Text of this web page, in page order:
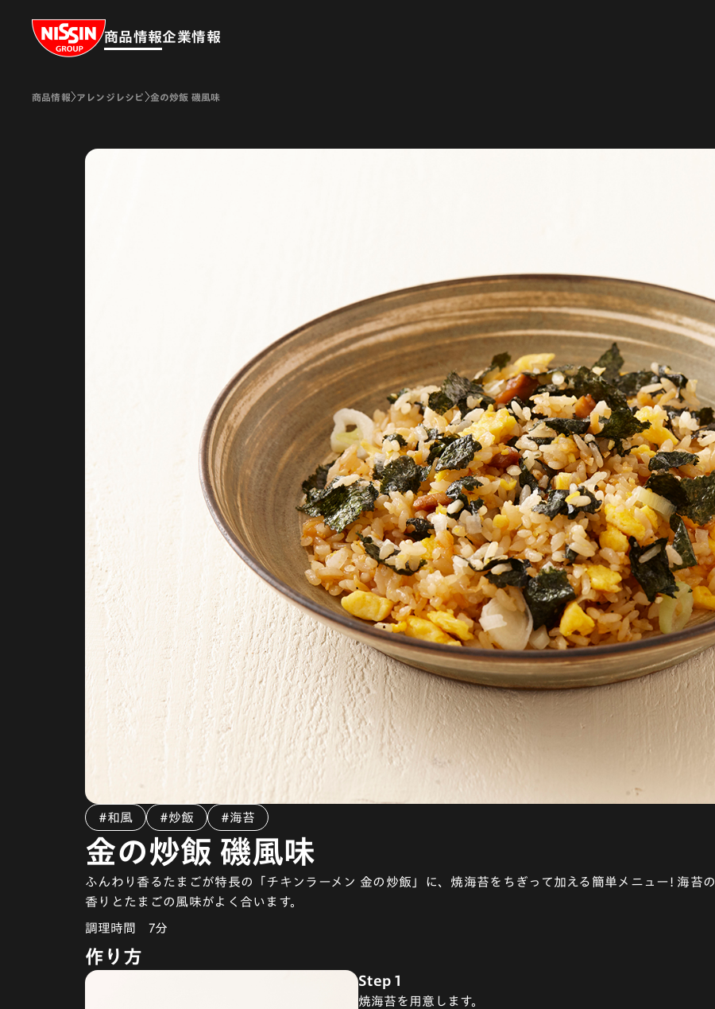
Nissin Group
商品情報企業情報
商品情報 アレンジレシピ 金の炒飯 磯風味
#和風 #炒飯 #海苔
金の炒飯 磯風味
ふんわり香るたまごが特長の「チキンラーメン 金の炒飯」に、焼海苔をちぎって加える簡単メニュー! 海苔の
香りとたまごの風味がよく合います。
調理時間 7分
作り方
Step 1
焼海苔を用意します。